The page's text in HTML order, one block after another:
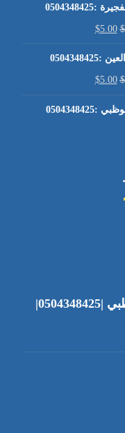
$
$5.00
$
$5.00
شركة تنظيف خزانات في ابوظبي |0504348425|